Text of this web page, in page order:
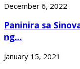
December 6, 2022
Paninira sa
ng...
January 15, 2021